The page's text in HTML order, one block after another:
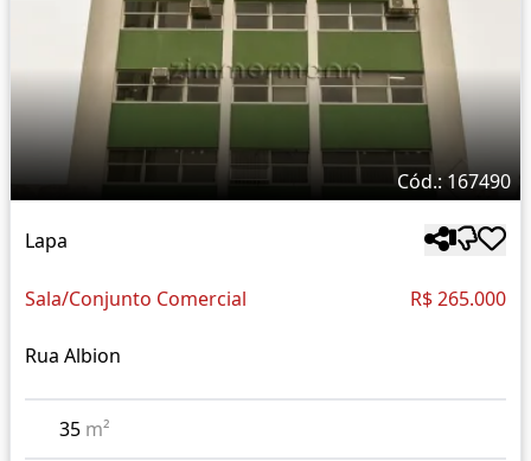
Cód.: 167490
Lapa
Sala/Conjunto Comercial R$ 265.000
Rua Albion
35 m²